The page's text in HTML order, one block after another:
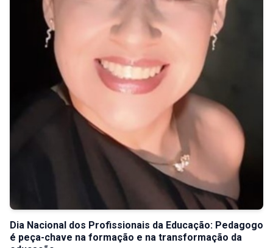
Dia Nacional dos Profissionais da Educação: Pedagogo
é peça-chave na formação e na transformação da